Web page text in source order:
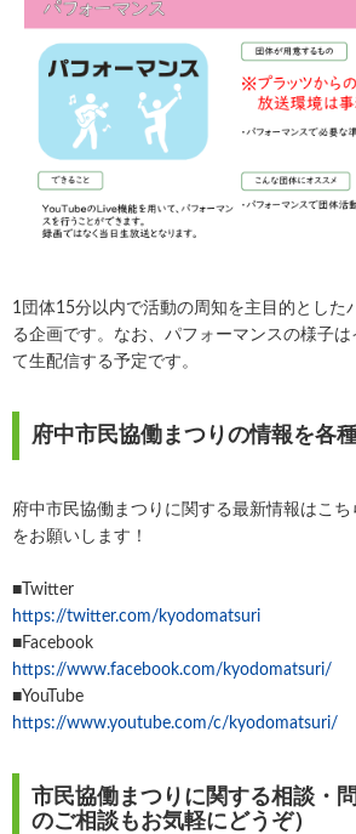
1団体15分以内で活動の周知を主目的とした
る企画です。なお、パフォーマンスの様子
て生配信する予定です。
府中市民協働まつりの情報を各
府中市民協働まつりに関する最新情報はこ
をお願いします！
■Twitter
https://twitter.com/kyodomatsuri
■Facebook
https://www.facebook.com/kyodomatsuri/
■YouTube
https://www.youtube.com/c/kyodomatsuri/
市民協働まつりに関する相談・
のご相談もお気軽にどうぞ）